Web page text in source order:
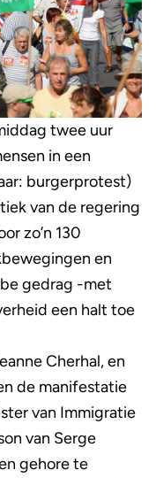
twee uur
in een
burgerprotest)
van de regering
zo’n 130
en
gedrag -met
een halt toe
Cherhal, en
de manifestatie
van Immigratie
van Serge
gehore te